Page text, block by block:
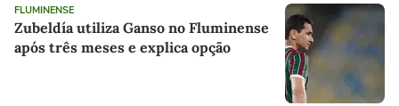
FLUMINENSE
Zubeldía utiliza Ganso no Fluminense
após três meses e explica opção